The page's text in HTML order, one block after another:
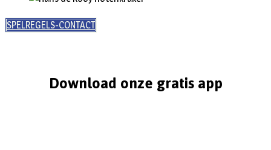
SPELREGELS-CONTACT
Download onze gratis app